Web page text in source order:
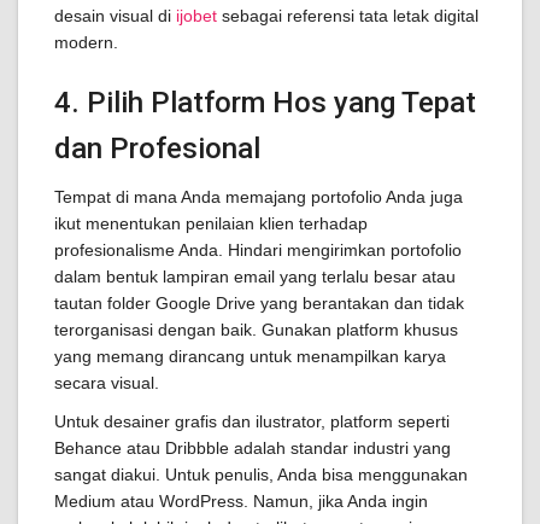
desain visual di ijobet sebagai referensi tata letak digital
modern.
4. Pilih Platform Hos yang Tepat
dan Profesional
Tempat di mana Anda memajang portofolio Anda juga
ikut menentukan penilaian klien terhadap
profesionalisme Anda. Hindari mengirimkan portofolio
dalam bentuk lampiran email yang terlalu besar atau
tautan folder Google Drive yang berantakan dan tidak
terorganisasi dengan baik. Gunakan platform khusus
yang memang dirancang untuk menampilkan karya
secara visual.
Untuk desainer grafis dan ilustrator, platform seperti
Behance atau Dribbble adalah standar industri yang
sangat diakui. Untuk penulis, Anda bisa menggunakan
Medium atau WordPress. Namun, jika Anda ingin